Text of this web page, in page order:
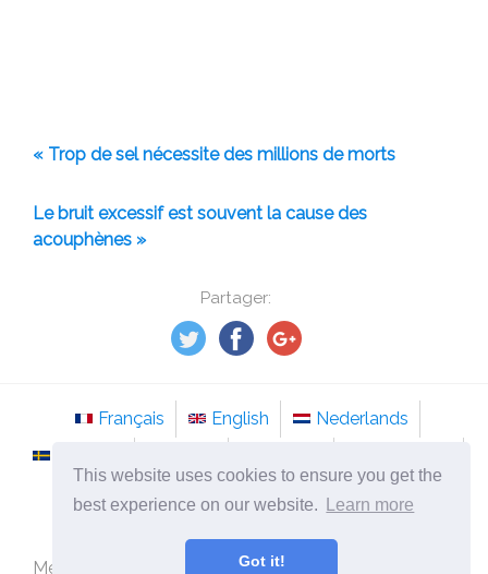
This website uses cookies to ensure you get the
best experience on our website.
Learn more
Got it!
Partager:
« Trop de sel nécessite des millions de morts
Le bruit excessif est souvent la cause des
acouphènes »
Français English
Nederlands
Românesc
2026tso-stockholm.com
Médecine alternative et méthodes de traitement des